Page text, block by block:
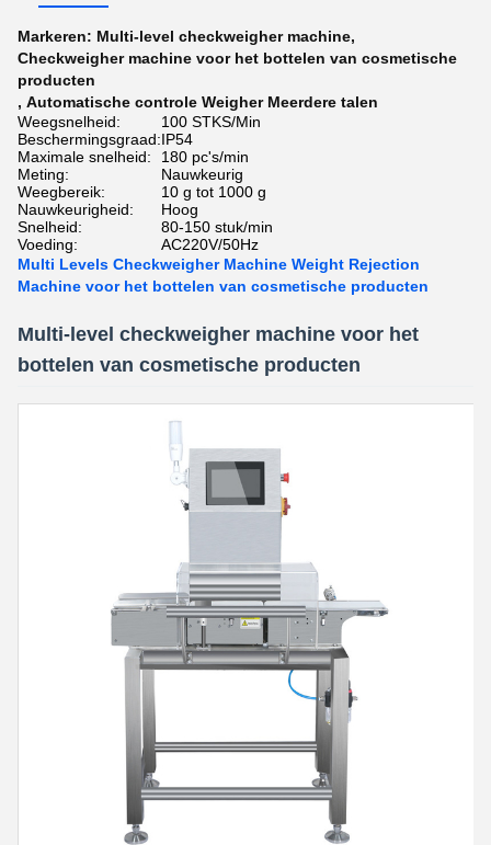
Markeren: Multi-level checkweigher machine,
Checkweigher machine voor het bottelen van cosmetische
producten
, Automatische controle Weigher Meerdere talen
Weegsnelheid:
100 STKS/Min
Beschermingsgraad:IP54
Maximale snelheid:
180 pc's/min
Meting:
Nauwkeurig
Weegbereik:
10 g tot 1000 g
Nauwkeurigheid:
Hoog
Snelheid:
80-150 stuk/min
Voeding:
AC220V/50Hz
Multi Levels Checkweigher Machine Weight Rejection
Machine voor het bottelen van cosmetische producten
Multi-level checkweigher machine voor het
bottelen van cosmetische producten